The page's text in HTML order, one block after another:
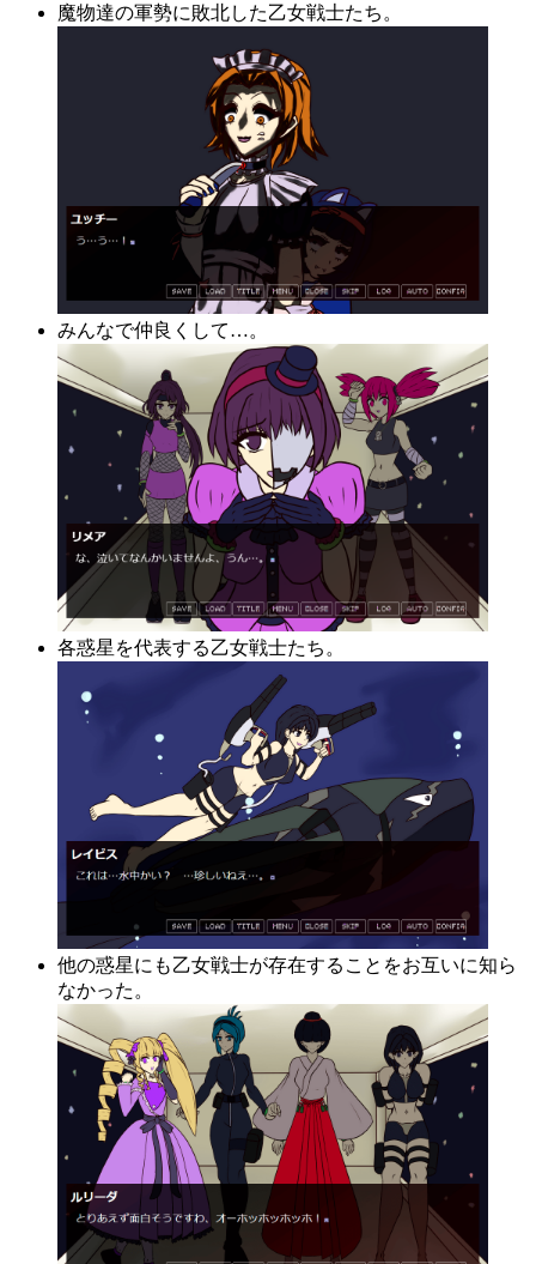
魔物達の軍勢に敗北した乙女戦士たち。
みんなで仲良くして…。
各惑星を代表する乙女戦士たち。
他の惑星にも乙女戦士が存在することをお互いに知ら
なかった。